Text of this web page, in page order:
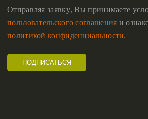
Отправляя заявку, Вы принимаете
пользовательского соглашения и
политикой конфиденциальности.